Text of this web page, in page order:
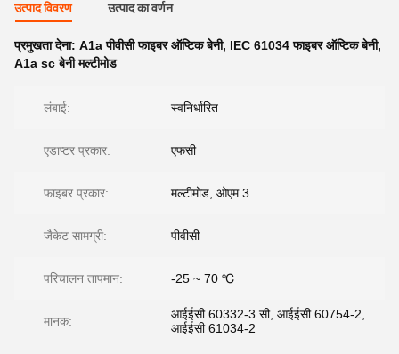
उत्पाद विवरण उत्पाद का वर्णन
प्रमुखता देना: A1a पीवीसी फाइबर ऑप्टिक बेनी, IEC 61034 फाइबर ऑप्टिक बेनी,
A1a sc बेनी मल्टीमोड
लंबाई: स्वनिर्धारित
एडाप्टर प्रकार: एफसी
फाइबर प्रकार: मल्टीमोड, ओएम 3
जैकेट सामग्री: पीवीसी
परिचालन तापमान: -25 ~ 70 ℃
मानक:
आईईसी 60332-3 सी, आईईसी 60754-2,
आईईसी 61034-2